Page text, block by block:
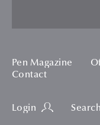
Pen Magazine
Contact
Login Search